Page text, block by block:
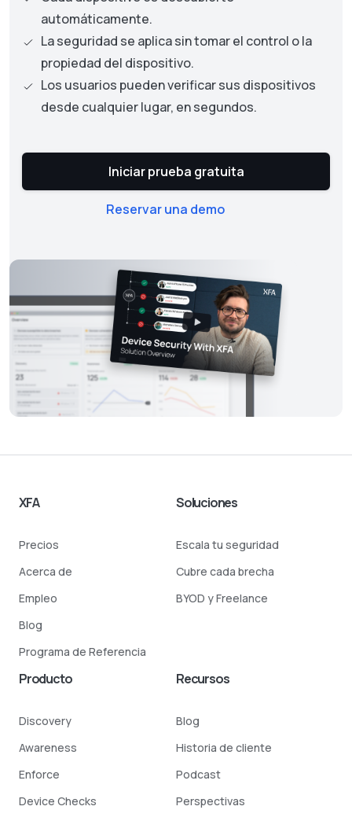
automáticamente.
La seguridad se aplica sin tomar el control o la
propiedad del dispositivo.
Los usuarios pueden verificar sus dispositivos
desde cualquier lugar, en segundos.
Iniciar prueba gratuita
Reservar una demo
XFA
Precios
Acerca de
Empleo
Blog
Programa de Referencia
Soluciones
Escala tu seguridad
Cubre cada brecha
BYOD y Freelance
Producto
Discovery
Awareness
Enforce
Device Checks
Recursos
Blog
Historia de cliente
Podcast
Perspectivas